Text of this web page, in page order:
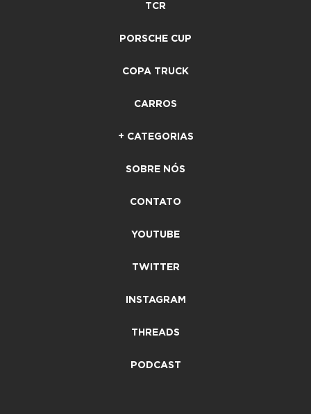
TCR
PORSCHE CUP
COPA TRUCK
CARROS
+ CATEGORIAS
SOBRE NÓS
CONTATO
YOUTUBE
TWITTER
INSTAGRAM
THREADS
PODCAST